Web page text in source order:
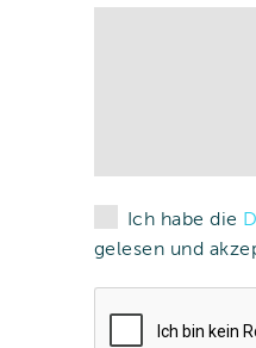
Ich habe die
gelesen und